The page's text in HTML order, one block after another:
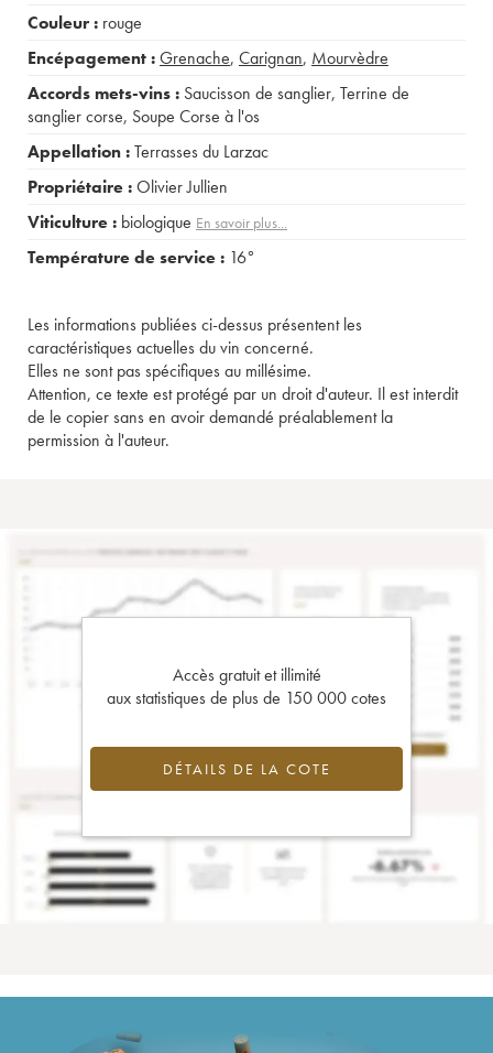
Couleur : rouge
Encépagement :Grenache, Carignan, Mourvèdre
Accords mets-vins : Saucisson de sanglier, Terrine de
sanglier corse, Soupe Corse à l'os
Appellation :Terrasses du Larzac
Propriétaire :Olivier Jullien
Viticulture : biologique En savoir plus...
Température de service : 16°
Les informations publiées ci-dessus présentent les
caractéristiques actuelles du vin concerné.
Elles ne sont pas spécifiques au millésime.
Attention, ce texte est protégé par un droit d'auteur. Il est interdit
de le copier sans en avoir demandé préalablement la
permission à l'auteur.
Accès gratuit et illimité
aux statistiques de plus de 150 000 cotes
DÉTAILS DE LA COTE